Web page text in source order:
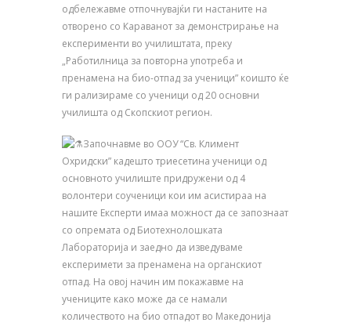
одбележавме отпочнувајќи ги настаните на
отворено со Караванот за демонстрирање на
експерименти во училиштата, преку
„Работилница за повторна употреба и
пренамена на био-отпад за ученици” коишто ќе
ги рализираме со ученици од 20 основни
училишта од Скопскиот регион.
Започнавме во ООУ “Св. Климент
Охридски” кадешто триесетина ученици од
основното училиште придружени од 4
волонтери соученици кои им асистираа на
нашите Експерти имаа можност да се запознаат
со опремата од Биотехнолошката
Лабораторија и заедно да изведуваме
експеримети за пренамена на органскиот
отпад. На овој начин им покажавме на
учениците како може да се намали
количеството на био отпадот во Македонија